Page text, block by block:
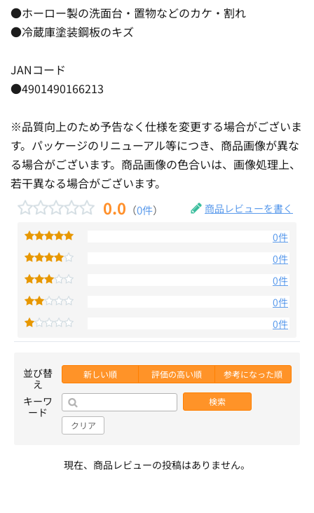
●ホーロー製の洗面台・置物などのカケ・割れ
●冷蔵庫塗装鋼板のキズ
JANコード
●4901490166213
※品質向上のため予告なく仕様を変更する場合がございま
す。パッケージのリニューアル等につき、商品画像が異な
る場合がございます。商品画像の色合いは、画像処理上、
若干異なる場合がございます。
0.0 （0件） 商品レビューを書く
0件
0件
0件
0件
0件
並び替
え
新しい順 評価の高い順 参考になった順
キーワ
ード
検索
クリア
現在、商品レビューの投稿はありません。